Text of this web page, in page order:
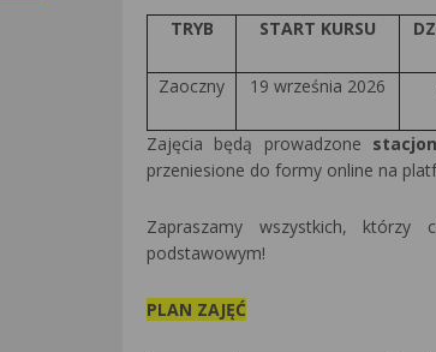
TRYB START KURSU
Zaoczny 19 września 2026
Zajęcia będą prowadzone
przeniesione do formy online na
Zapraszamy wszystkich,
podstawowym!
PLAN ZAJĘĆ